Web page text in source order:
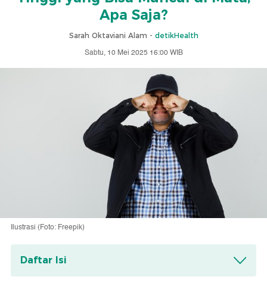
Apa Saja?
Sarah Oktaviani Alam - detikHealth
Sabtu, 10 Mei 2025 16:00 WIB
Ilustrasi (Foto: Freepik)
Daftar Isi
Tanda-tanda Tekanan Darah Tinggi di Mata